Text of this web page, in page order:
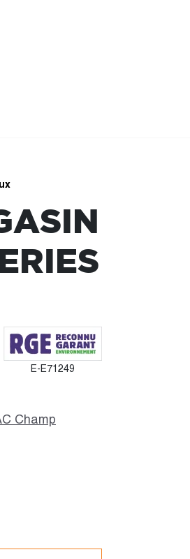
E-E71249
Champ